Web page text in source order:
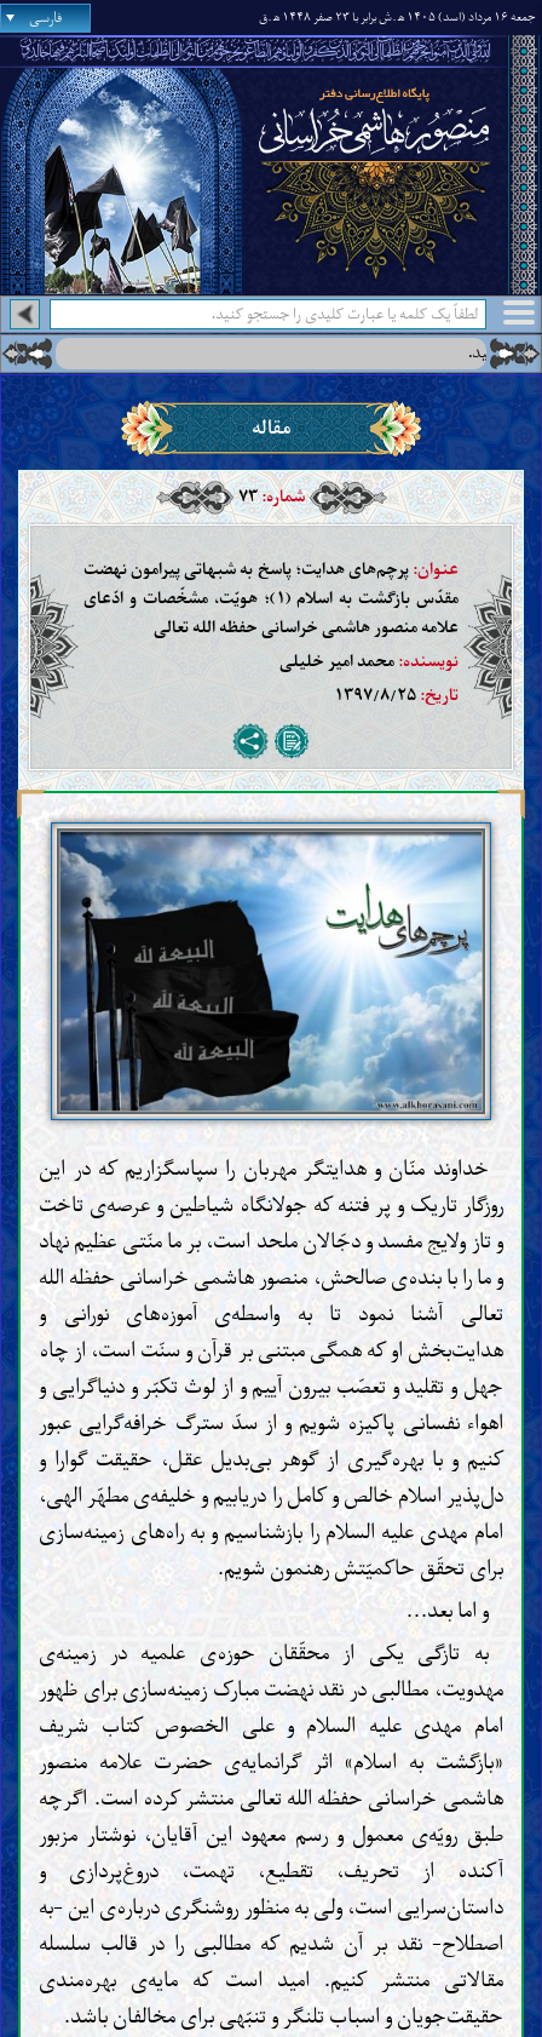
جمعه ۱۶ مرداد (اسد) ۱۴۰۵ ه‍ .ش برابر با ۲۳ صفر ۱۴۴۸ ه‍ .ق فارسی
درس‌هایی از آن جناب درباره‌ی
مقاله
شماره:۷۳
عنوان:پرچم‌های هدایت؛ پاسخ به شبهاتی پیرامون نهضت
مقدّس بازگشت به اسلام (۱)؛ هویّت، مشخّصات و ادّعای
علامه منصور هاشمی خراسانی حفظه الله تعالی
نویسنده:محمد امیر خلیلی
تاریخ:۱۳۹۷/۸/۲۵
خداوند منّان و هدایتگر مهربان را سپاسگزاریم که در این
روزگار تاریک و پر فتنه که جولانگاه شیاطین و عرصه‌ی تاخت
و تاز ولایج مفسد و دجّالان ملحد است، بر ما منّتی عظیم نهاد
و ما را با بنده‌ی صالحش، منصور هاشمی خراسانی حفظه الله
تعالی آشنا نمود تا به واسطه‌ی آموزه‌های نورانی و
هدایت‌بخش او که همگی مبتنی بر قرآن و سنّت است، از چاه
جهل و تقلید و تعصّب بیرون آییم و از لوث تکبّر و دنیاگرایی و
اهواء نفسانی پاکیزه شویم و از سدّ سترگ خرافه‌گرایی عبور
کنیم و با بهره‌گیری از گوهر بی‌بدیل عقل، حقیقت گوارا و
دل‌پذیر اسلام خالص و کامل را دریابیم و خلیفه‌ی مطهّر الهی،
امام مهدی علیه السلام را بازشناسیم و به راه‌های زمینه‌سازی
برای تحقّق حاکمیّتش رهنمون شویم.
و اما بعد...
به تازگی یکی از محقّقان حوزه‌ی علمیه در زمینه‌ی
مهدویت، مطالبی در نقد نهضت مبارک زمینه‌سازی برای ظهور
امام مهدی علیه السلام و علی الخصوص کتاب شریف
«بازگشت به اسلام» اثر گرانمایه‌ی حضرت علامه منصور
هاشمی خراسانی حفظه الله تعالی منتشر کرده است. اگرچه
طبق رویّه‌ی معمول و رسم معهود این آقایان، نوشتار مزبور
آکنده از تحریف، تقطیع، تهمت، درو‌غ‌پردازی و
داستان‌سرایی است، ولی به منظور روشنگری درباره‌ی این -به
اصطلاح- نقد بر آن شدیم که مطالبی را در قالب سلسله
مقالاتی منتشر کنیم. امید است که مایه‌ی بهره‌مندی
حقیقت‌جویان و اسباب تلنگر و تنبّهی برای مخالفان باشد.